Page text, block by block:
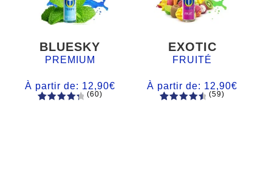
BLUESKY
PREMIUM
À partir de: 12,90€
(60)
EXOTIC
FRUITÉ
À partir de: 12,90€
(59)